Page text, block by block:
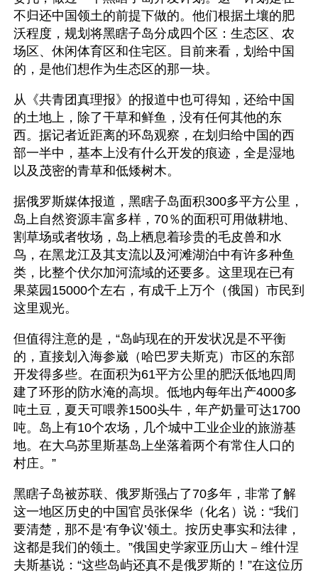
不归还中国领土的前提下做的。他们根据土壤的肥
沃程度，规划将黑瞎子岛分成四个区：生态区、农
场区、休闲体育区和住宅区。目前来看，划给中国
的，是他们想作为生态区的那一块。
从《共青团真理报》的报道中也可得知，还给中国
的土地上，除了干草和鲜鱼，没有任何其他的东
西。据记者近距离的环岛观察，在划归给中国的西
部一半中，基本上没有什么开发的痕迹，全是湿地
以及茂密的青草和低矮树木。
据俄罗斯媒体报道，黑瞎子岛面积300多平方公里，
岛上自然资源丰富多样，70％的面积可用做耕地、
割草场或者牧场，岛上栖息着珍贵的毛皮兽和水
鸟，在黑龙江及其支流以及河滩湖泊中有许多种鱼
类，比整个伏尔加河流域的还要多。这里现在已有
果菜园15000个左右，有成千上万个（俄国）市民到
这里观光。
但值得注意的是，“岛屿现在的开发状况是不平衡
的，直接划入海参崴（哈巴罗夫斯克）市区的东部
开发得多些。在面积为61平方公里的肥沃低地四周
建了环形的防水淹的高坝。低地内每年出产4000多
吨土豆，夏天可喂养1500头牛，年产奶量可达1700
吨。岛上有10个农场，几个城中工业企业的旅游基
地。在大乌苏里斯基岛上坐落着两个有常住人口的
村庄。”
黑瞎子岛被苏联、俄罗斯强占了70多年，非常了解
这一地区历史的中国官员张保华（化名）说：“我们
要清楚，那不是‘有争议’领土。按历史事实和法律，
这都是我们的领土。”俄国史学家亚历山大－维什涅
夫斯基说：“这些岛屿还真不是俄罗斯的！”在这位历